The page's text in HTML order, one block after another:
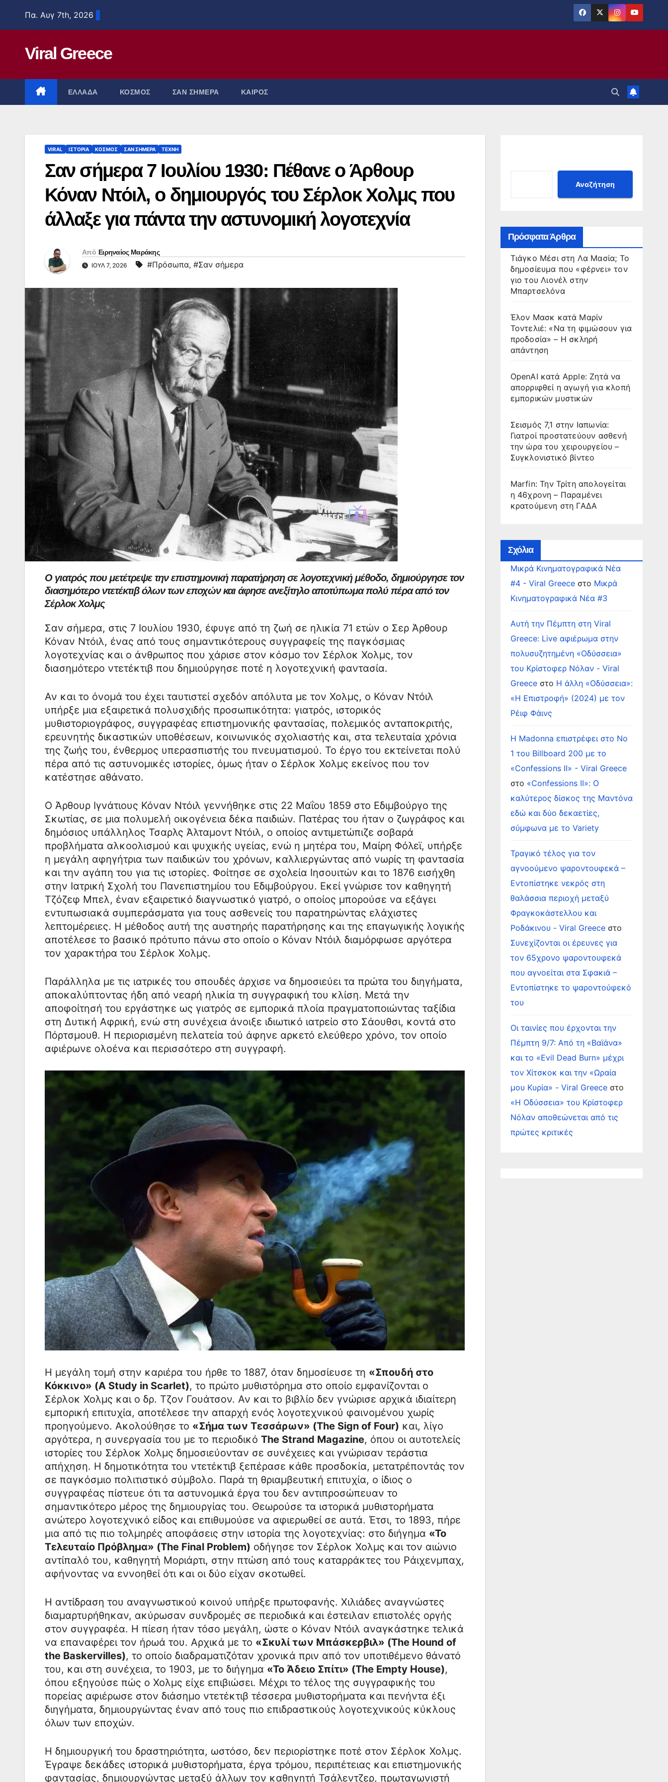
Πα. Αυγ 7th, 2026
Viral Greece
ΕΛΛΑΔΑ ΚΟΣΜΟΣ ΣΑΝ ΣΗΜΕΡΑ ΚΑΙΡΟΣ
VIRAL ΙΣΤΟΡΙΑ ΚΟΣΜΟΣ ΣΑΝ ΣΗΜΕΡΑ ΤΕΧΝΗ
Σαν σήμερα 7 Ιουλίου 1930: Πέθανε ο Άρθουρ
Κόναν Ντόιλ, ο δημιουργός του Σέρλοκ Χολμς που
άλλαξε για πάντα την αστυνομική λογοτεχνία
Από Ειρηναίος Μαράκης
ΙΟΎΛ 7, 2026 #Πρόσωπα, #Σαν σήμερα
Ο γιατρός που μετέτρεψε την επιστημονική παρατήρηση σε λογοτεχνική μέθοδο, δημιούργησε τον
διασημότερο ντετέκτιβ όλων των εποχών και άφησε ανεξίτηλο αποτύπωμα πολύ πέρα από τον
Σέρλοκ Χολμς
Σαν σήμερα, στις 7 Ιουλίου 1930, έφυγε από τη ζωή σε ηλικία 71 ετών ο Σερ Άρθουρ
Κόναν Ντόιλ, ένας από τους σημαντικότερους συγγραφείς της παγκόσμιας
λογοτεχνίας και ο άνθρωπος που χάρισε στον κόσμο τον Σέρλοκ Χολμς, τον
διασημότερο ντετέκτιβ που δημιούργησε ποτέ η λογοτεχνική φαντασία.
Αν και το όνομά του έχει ταυτιστεί σχεδόν απόλυτα με τον Χολμς, ο Κόναν Ντόιλ
υπήρξε μια εξαιρετικά πολυσχιδής προσωπικότητα: γιατρός, ιστορικός
μυθιστοριογράφος, συγγραφέας επιστημονικής φαντασίας, πολεμικός ανταποκριτής,
ερευνητής δικαστικών υποθέσεων, κοινωνικός σχολιαστής και, στα τελευταία χρόνια
της ζωής του, ένθερμος υπερασπιστής του πνευματισμού. Το έργο του εκτείνεται πολύ
πέρα από τις αστυνομικές ιστορίες, όμως ήταν ο Σέρλοκ Χολμς εκείνος που τον
κατέστησε αθάνατο.
Ο Άρθουρ Ιγνάτιους Κόναν Ντόιλ γεννήθηκε στις 22 Μαΐου 1859 στο Εδιμβούργο της
Σκωτίας, σε μια πολυμελή οικογένεια δέκα παιδιών. Πατέρας του ήταν ο ζωγράφος και
δημόσιος υπάλληλος Τσαρλς Άλταμοντ Ντόιλ, ο οποίος αντιμετώπιζε σοβαρά
προβλήματα αλκοολισμού και ψυχικής υγείας, ενώ η μητέρα του, Μαίρη Φόλεϊ, υπήρξε
η μεγάλη αφηγήτρια των παιδικών του χρόνων, καλλιεργώντας από νωρίς τη φαντασία
και την αγάπη του για τις ιστορίες. Φοίτησε σε σχολεία Ιησουιτών και το 1876 εισήχθη
στην Ιατρική Σχολή του Πανεπιστημίου του Εδιμβούργου. Εκεί γνώρισε τον καθηγητή
Τζόζεφ Μπελ, έναν εξαιρετικό διαγνωστικό γιατρό, ο οποίος μπορούσε να εξάγει
εντυπωσιακά συμπεράσματα για τους ασθενείς του παρατηρώντας ελάχιστες
λεπτομέρειες. Η μέθοδος αυτή της αυστηρής παρατήρησης και της επαγωγικής λογικής
αποτέλεσε το βασικό πρότυπο πάνω στο οποίο ο Κόναν Ντόιλ διαμόρφωσε αργότερα
τον χαρακτήρα του Σέρλοκ Χολμς.
Παράλληλα με τις ιατρικές του σπουδές άρχισε να δημοσιεύει τα πρώτα του διηγήματα,
αποκαλύπτοντας ήδη από νεαρή ηλικία τη συγγραφική του κλίση. Μετά την
αποφοίτησή του εργάστηκε ως γιατρός σε εμπορικά πλοία πραγματοποιώντας ταξίδια
στη Δυτική Αφρική, ενώ στη συνέχεια άνοιξε ιδιωτικό ιατρείο στο Σάουθσι, κοντά στο
Πόρτσμουθ. Η περιορισμένη πελατεία τού άφηνε αρκετό ελεύθερο χρόνο, τον οποίο
αφιέρωνε ολοένα και περισσότερο στη συγγραφή.
Η μεγάλη τομή στην καριέρα του ήρθε το 1887, όταν δημοσίευσε τη «Σπουδή στο
Κόκκινο» (A Study in Scarlet), το πρώτο μυθιστόρημα στο οποίο εμφανίζονται ο
Σέρλοκ Χολμς και ο δρ. Τζον Γουάτσον. Αν και το βιβλίο δεν γνώρισε αρχικά ιδιαίτερη
εμπορική επιτυχία, αποτέλεσε την απαρχή ενός λογοτεχνικού φαινομένου χωρίς
προηγούμενο. Ακολούθησε το «Σήμα των Τεσσάρων» (The Sign of Four) και, λίγο
αργότερα, η συνεργασία του με το περιοδικό The Strand Magazine, όπου οι αυτοτελείς
ιστορίες του Σέρλοκ Χολμς δημοσιεύονταν σε συνέχειες και γνώρισαν τεράστια
απήχηση. Η δημοτικότητα του ντετέκτιβ ξεπέρασε κάθε προσδοκία, μετατρέποντάς τον
σε παγκόσμιο πολιτιστικό σύμβολο. Παρά τη θριαμβευτική επιτυχία, ο ίδιος ο
συγγραφέας πίστευε ότι τα αστυνομικά έργα του δεν αντιπροσώπευαν το
σημαντικότερο μέρος της δημιουργίας του. Θεωρούσε τα ιστορικά μυθιστορήματα
ανώτερο λογοτεχνικό είδος και επιθυμούσε να αφιερωθεί σε αυτά. Έτσι, το 1893, πήρε
μια από τις πιο τολμηρές αποφάσεις στην ιστορία της λογοτεχνίας: στο διήγημα «Το
Τελευταίο Πρόβλημα» (The Final Problem) οδήγησε τον Σέρλοκ Χολμς και τον αιώνιο
αντίπαλό του, καθηγητή Μοριάρτι, στην πτώση από τους καταρράκτες του Ράιχενμπαχ,
αφήνοντας να εννοηθεί ότι και οι δύο είχαν σκοτωθεί.
Η αντίδραση του αναγνωστικού κοινού υπήρξε πρωτοφανής. Χιλιάδες αναγνώστες
διαμαρτυρήθηκαν, ακύρωσαν συνδρομές σε περιοδικά και έστειλαν επιστολές οργής
στον συγγραφέα. Η πίεση ήταν τόσο μεγάλη, ώστε ο Κόναν Ντόιλ αναγκάστηκε τελικά
να επαναφέρει τον ήρωά του. Αρχικά με το «Σκυλί των Μπάσκερβιλ» (The Hound of
the Baskervilles), το οποίο διαδραματιζόταν χρονικά πριν από τον υποτιθέμενο θάνατό
του, και στη συνέχεια, το 1903, με το διήγημα «Το Άδειο Σπίτι» (The Empty House),
όπου εξηγούσε πώς ο Χολμς είχε επιβιώσει. Μέχρι το τέλος της συγγραφικής του
πορείας αφιέρωσε στον διάσημο ντετέκτιβ τέσσερα μυθιστορήματα και πενήντα έξι
διηγήματα, δημιουργώντας έναν από τους πιο επιδραστικούς λογοτεχνικούς κύκλους
όλων των εποχών.
Η δημιουργική του δραστηριότητα, ωστόσο, δεν περιορίστηκε ποτέ στον Σέρλοκ Χολμς.
Έγραψε δεκάδες ιστορικά μυθιστορήματα, έργα τρόμου, περιπέτειας και επιστημονικής
φαντασίας, δημιουργώντας μεταξύ άλλων τον καθηγητή Τσάλεντζερ, πρωταγωνιστή
Αναζήτηση
Πρόσφατα Άρθρα
Τιάγκο Μέσι στη Λα Μασία; Το
δημοσίευμα που «φέρνει» τον
γιο του Λιονέλ στην
Μπαρτσελόνα
Έλον Μασκ κατά Μαρίν
Τοντελιέ: «Να τη φιμώσουν για
προδοσία» – Η σκληρή
απάντηση
OpenAI κατά Apple: Ζητά να
απορριφθεί η αγωγή για κλοπή
εμπορικών μυστικών
Σεισμός 7,1 στην Ιαπωνία:
Γιατροί προστατεύουν ασθενή
την ώρα του χειρουργείου –
Συγκλονιστικό βίντεο
Marfin: Την Τρίτη απολογείται
η 46χρονη – Παραμένει
κρατούμενη στη ΓΑΔΑ
Σχόλια
Μικρά Κινηματογραφικά Νέα
#4 - Viral Greeceστο Μικρά
Κινηματογραφικά Νέα #3
Αυτή την Πέμπτη στη Viral
Greece: Live αφιέρωμα στην
πολυσυζητημένη «Οδύσσεια»
του Κρίστοφερ Νόλαν - Viral
Greeceστο Η άλλη «Οδύσσεια»:
«Η Επιστροφή» (2024) με τον
Ρέιφ Φάινς
Η Madonna επιστρέφει στο Νο
1 του Billboard 200 με το
«Confessions II» - Viral Greece
στο «Confessions II»: Ο
καλύτερος δίσκος της Μαντόνα
εδώ και δύο δεκαετίες,
σύμφωνα με το Variety
Τραγικό τέλος για τον
αγνοούμενο ψαροντουφεκά –
Εντοπίστηκε νεκρός στη
θαλάσσια περιοχή μεταξύ
Φραγκοκάστελλου και
Ροδάκινου - Viral Greeceστο
Συνεχίζονται οι έρευνες για
τον 65χρονο ψαροντουφεκά
που αγνοείται στα Σφακιά –
Εντοπίστηκε το ψαροντούφεκό
του
Οι ταινίες που έρχονται την
Πέμπτη 9/7: Από τη «Βαϊάνα»
και το «Evil Dead Burn» μέχρι
τον Χίτσκοκ και την «Ωραία
μου Κυρία» - Viral Greeceστο
«Η Οδύσσεια» του Κρίστοφερ
Νόλαν αποθεώνεται από τις
πρώτες κριτικές